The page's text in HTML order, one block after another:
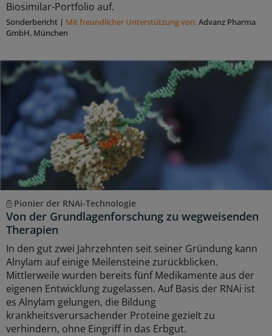
Biosimilar-Portfolio auf.
Sonderbericht | Mit freundlicher Unterstützung von:Advanz Pharma
GmbH, München
Pionier der RNAi-Technologie
Von der Grundlagenforschung zu wegweisenden
Therapien
In den gut zwei Jahrzehnten seit seiner Gründung kann
Alnylam auf einige Meilensteine zurückblicken.
Mittlerweile wurden bereits fünf Medikamente aus der
eigenen Entwicklung zugelassen. Auf Basis der RNAi ist
es Alnylam gelungen, die Bildung
krankheitsverursachender Proteine gezielt zu
verhindern, ohne Eingriff in das Erbgut.